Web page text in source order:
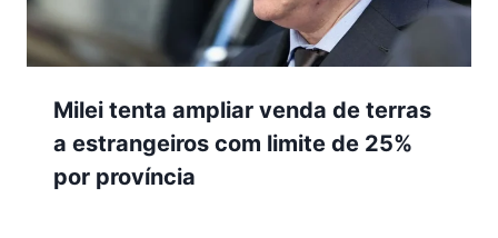
Milei tenta ampliar venda de terras
a estrangeiros com limite de 25%
por província